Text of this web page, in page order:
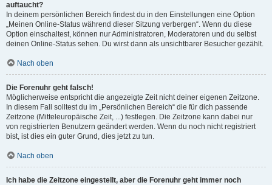
auftaucht?
In deinem persönlichen Bereich findest du in den Einstellungen eine Option
„Meinen Online-Status während dieser Sitzung verbergen“. Wenn du diese
Option einschaltest, können nur Administratoren, Moderatoren und du selbst
deinen Online-Status sehen. Du wirst dann als unsichtbarer Besucher gezählt.
Nach oben
Die Forenuhr geht falsch!
Möglicherweise entspricht die angezeigte Zeit nicht deiner eigenen Zeitzone.
In diesem Fall solltest du im „Persönlichen Bereich“ die für dich passende
Zeitzone (Mitteleuropäische Zeit, ...) festlegen. Die Zeitzone kann dabei nur
von registrierten Benutzern geändert werden. Wenn du noch nicht registriert
bist, ist dies ein guter Grund, dies jetzt zu tun.
Nach oben
Ich habe die Zeitzone eingestellt, aber die Forenuhr geht immer noch